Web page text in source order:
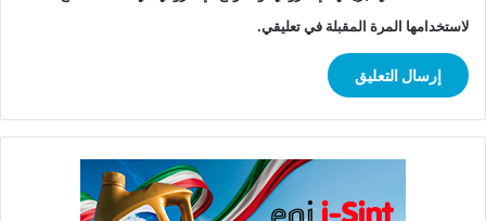
لاستخدامها المرة المقبلة في تعليقي.